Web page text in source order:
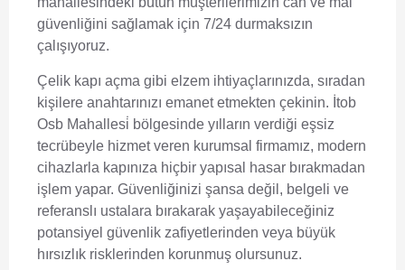
güvenliğini sağlamak için 7/24 durmaksızın
çalışıyoruz.
Çelik kapı açma gibi elzem ihtiyaçlarınızda, sıradan
kişilere anahtarınızı emanet etmekten çekinin. İtob
Osb Mahallesi̇ bölgesinde yılların verdiği eşsiz
tecrübeyle hizmet veren kurumsal firmamız, modern
cihazlarla kapınıza hiçbir yapısal hasar bırakmadan
işlem yapar. Güvenliğinizi şansa değil, belgeli ve
referanslı ustalara bırakarak yaşayabileceğiniz
potansiyel güvenlik zafiyetlerinden veya büyük
hırsızlık risklerinden korunmuş olursunuz.